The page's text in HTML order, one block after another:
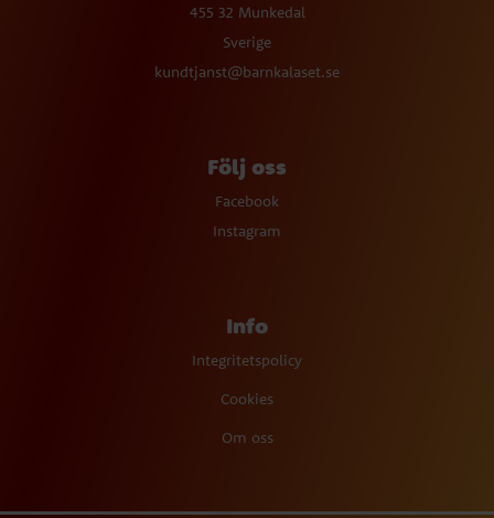
455 32 Munkedal
Sverige
kundtjanst@barnkalaset.se
Följ oss
Facebook
Instagram
Info
Integritetspolicy
Cookies
Om oss